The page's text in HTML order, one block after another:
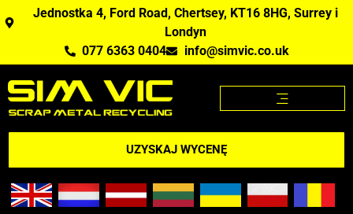
Jednostka 4, Ford Road, Chertsey, KT16 8HG, Surrey i
Londyn
077 6363 0404
info@simvic.co.uk
UZYSKAJ WYCENĘ